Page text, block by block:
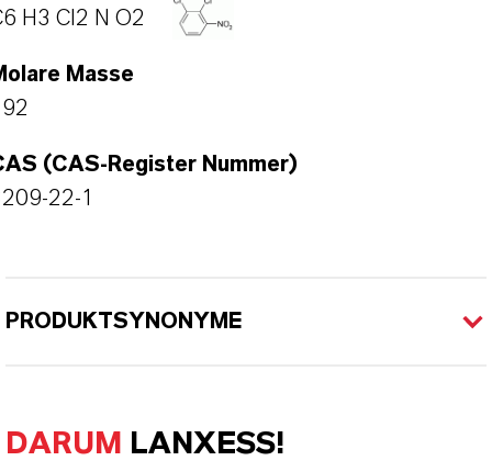
H3 Cl2 N O2
Masse
(CAS-Register Nummer)
22-1
PRODUKTSYNONYME
DARUM LANXESS!